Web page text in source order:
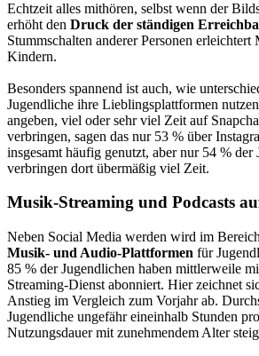
Echtzeit alles mithören, selbst wenn der
erhöht den Druck der ständigen
Stummschalten anderer Personen erleichtert
Kindern.
Besonders spannend ist auch, wie
Jugendliche ihre Lieblingsplattformen
angeben, viel oder sehr viel Zeit auf
verbringen, sagen das nur 53 % über
insgesamt häufig genutzt, aber nur 54 % der
verbringen dort übermäßig viel Zeit.
Musik-Streaming und Podcasts
Neben Social Media werden wird im
Musik- und Audio-Plattformen für
85 % der Jugendlichen haben mittlerweile
Streaming-Dienst abonniert. Hier zeichnet
Anstieg im Vergleich zum Vorjahr ab.
Jugendliche ungefähr eineinhalb Stunden
Nutzungsdauer mit zunehmendem Alter